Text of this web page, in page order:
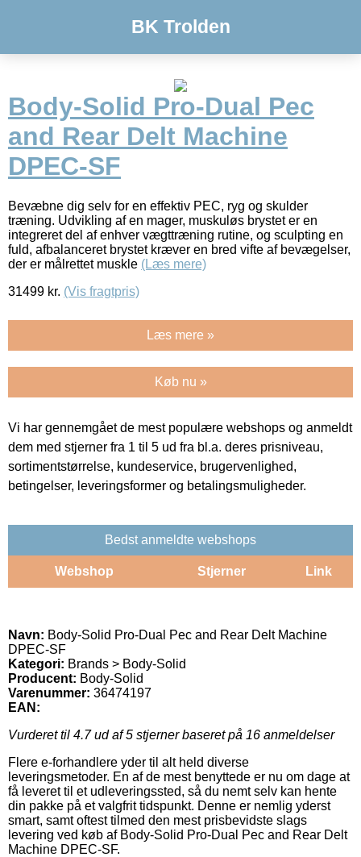
BK Trolden
Body-Solid Pro-Dual Pec
and Rear Delt Machine
DPEC-SF
Bevæbne dig selv for en effektiv PEC, ryg og skulder
træning. Udvikling af en mager, muskuløs brystet er en
integreret del af enhver vægttræning rutine, og sculpting en
fuld, afbalanceret brystet kræver en bred vifte af bevægelser,
der er målrettet muskle (Læs mere)
31499 kr. (Vis fragtpris)
Læs mere »
Køb nu »
Vi har gennemgået de mest populære webshops og anmeldt
dem med stjerner fra 1 til 5 ud fra bl.a. deres prisniveau,
sortimentstørrelse, kundeservice, brugervenlighed,
betingelser, leveringsformer og betalingsmuligheder.
Bedst anmeldte webshops
Webshop Stjerner Link
Navn: Body-Solid Pro-Dual Pec and Rear Delt Machine
DPEC-SF
Kategori: Brands > Body-Solid
Producent: Body-Solid
Varenummer: 36474197
EAN:
Vurderet til 4.7ud af 5 stjerner baseret på 16 anmeldelser
Flere e-forhandlere yder til alt held diverse
leveringsmetoder. En af de mest benyttede er nu om dage at
få leveret til et udleveringssted, så du nemt selv kan hente
din pakke på et valgfrit tidspunkt. Denne er nemlig yderst
smart, samt oftest tilmed den mest prisbevidste slags
levering ved køb af Body-Solid Pro-Dual Pec and Rear Delt
Machine DPEC-SF.